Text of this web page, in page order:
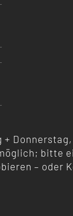
bitte
– oder